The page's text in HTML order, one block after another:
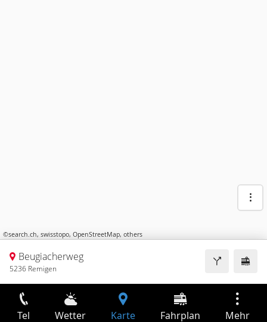
©search.ch, swisstopo, OpenStreetMap, others
Beugiacherweg
5236 Remigen
Tel Wetter Karte Fahrplan Mehr